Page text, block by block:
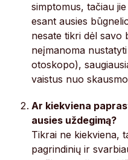
simptomus, tačiau
esant ausies
nesate tikri dėl savo
neįmanoma
otoskopo),
vaistus nuo
Ar kiekviena
ausies uždegimą?
Tikrai ne kiekviena,
pagrindinių ir